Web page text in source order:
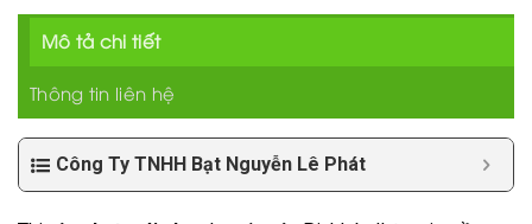
Mô tả chi tiết
Thông tin liên hệ
Công Ty TNHH Bạt Nguyễn Lê Phát